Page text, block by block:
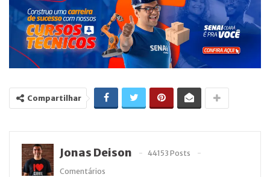
Compartilhar
Jonas Deison
44153 Posts
Comentários